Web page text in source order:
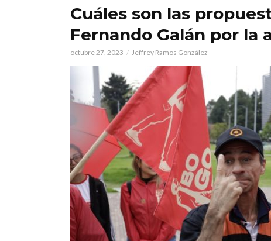
Cuáles son las
Fernando Galán por la
octubre 27, 2023 Jeffrey Ramos González